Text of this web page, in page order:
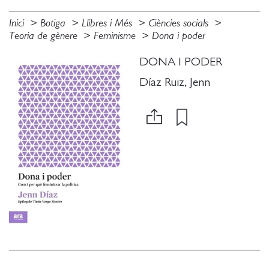
Inici Botiga Llibres i Més
Ciències socials
Teoria de gènere
Feminisme Dona i poder
DONA I PODER
Díaz Ruiz, Jenn